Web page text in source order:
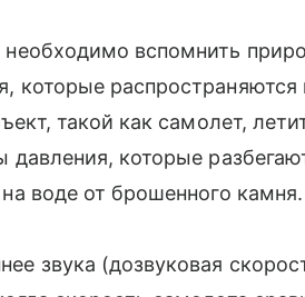
вспомнить
которые распространяются
такой как самолет,
давления, которые
воде от брошенного камня.
звука (дозвуковая